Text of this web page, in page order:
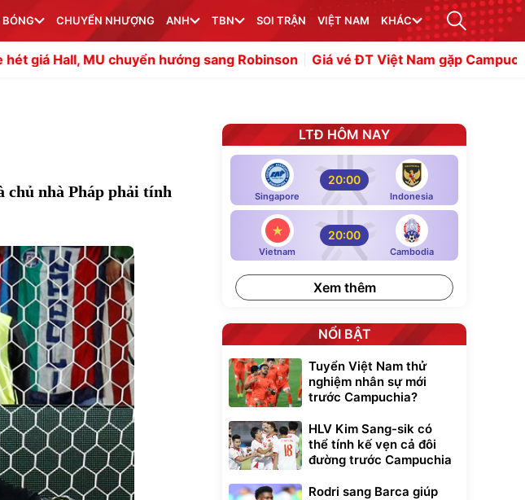
CHUYỂN NHƯỢNG ANH TBN SOI TRẬN VIỆT NAM KHÁC
chuyển hướng sang Robinson Giá vé ĐT Việt Nam gặp Campuchia chênh
chủ nhà Pháp phải tính
LTĐ HÔM NAY
Singapore
20:00
Indonesia
Vietnam
20:00
Cambodia
Xem thêm
NỔI BẬT
Tuyển Việt Nam thử
nghiệm nhân sự mới
trước Campuchia?
HLV Kim Sang-sik có
thể tính kế vẹn cả đôi
đường trước Campuchia
Rodri sang Barca giúp